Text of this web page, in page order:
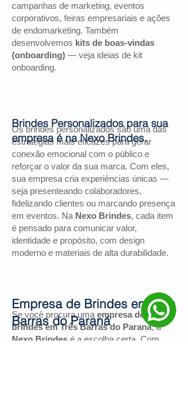
campanhas de marketing, eventos
corporativos, feiras empresariais e ações
de endomarketing. Também
desenvolvemos kits de boas-vindas
(onboarding) — veja ideias de kit
onboarding.
Os brindes personalizados são uma das
estratégias mais eficazes para gerar
conexão emocional com o público e
reforçar o valor da sua marca. Com eles,
sua empresa cria experiências únicas —
seja presenteando colaboradores,
fidelizando clientes ou marcando presença
em eventos. Na Nexo Brindes, cada item
é pensado para comunicar valor,
identidade e propósito, com design
moderno e materiais de alta durabilidade.
Se você procura uma empresa de
brindes em Três Barras do Paraná, a
Nexo Brindes é a escolha certa. Com
Brindes Personalizados para sua
empresa é na Nexo Brindes.
Empresa de Brindes em Três
Barras do Paraná